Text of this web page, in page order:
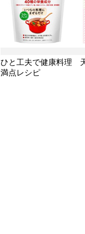
ひと工夫で健康料理
満点レシピ